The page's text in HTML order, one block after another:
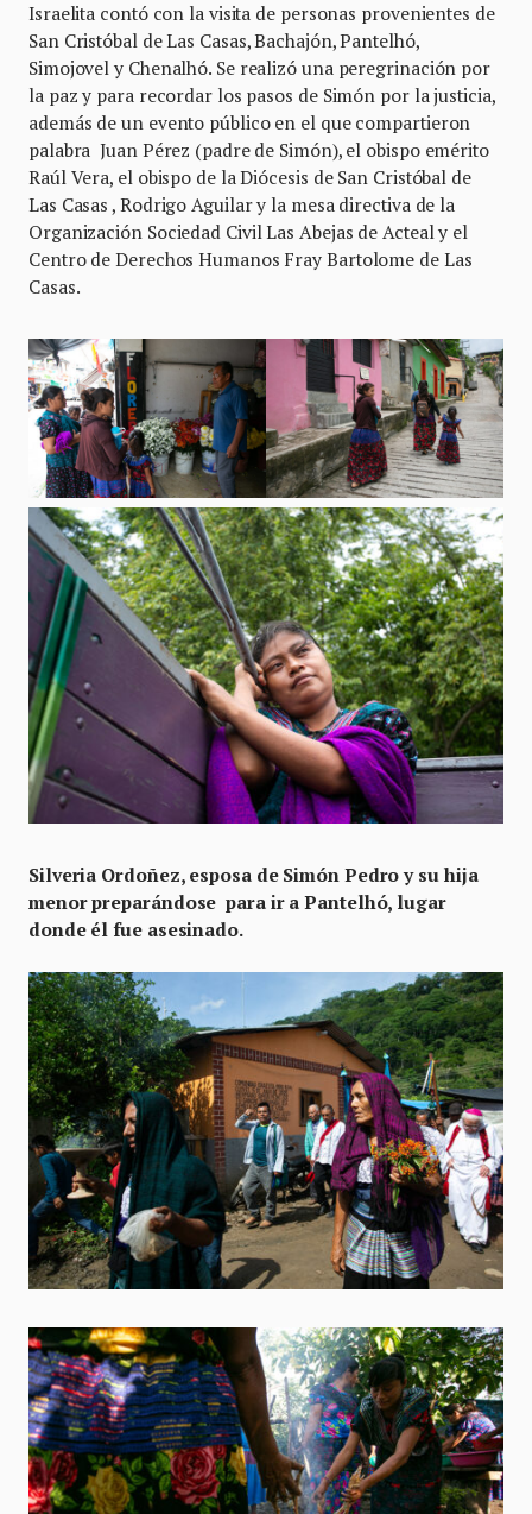
Israelita contó con la visita de personas provenientes de
San Cristóbal de Las Casas, Bachajón, Pantelhó,
Simojovel y Chenalhó. Se realizó una peregrinación por
la paz y para recordar los pasos de Simón por la justicia,
además de un evento público en el que compartieron
palabra Juan Pérez (padre de Simón), el obispo emérito
Raúl Vera, el obispo de la Diócesis de San Cristóbal de
Las Casas , Rodrigo Aguilar y la mesa directiva de la
Organización Sociedad Civil Las Abejas de Acteal y el
Centro de Derechos Humanos Fray Bartolome de Las
Casas.
Silveria Ordoñez, esposa de Simón Pedro y su hija
menor preparándose para ir a Pantelhó, lugar
donde él fue asesinado.